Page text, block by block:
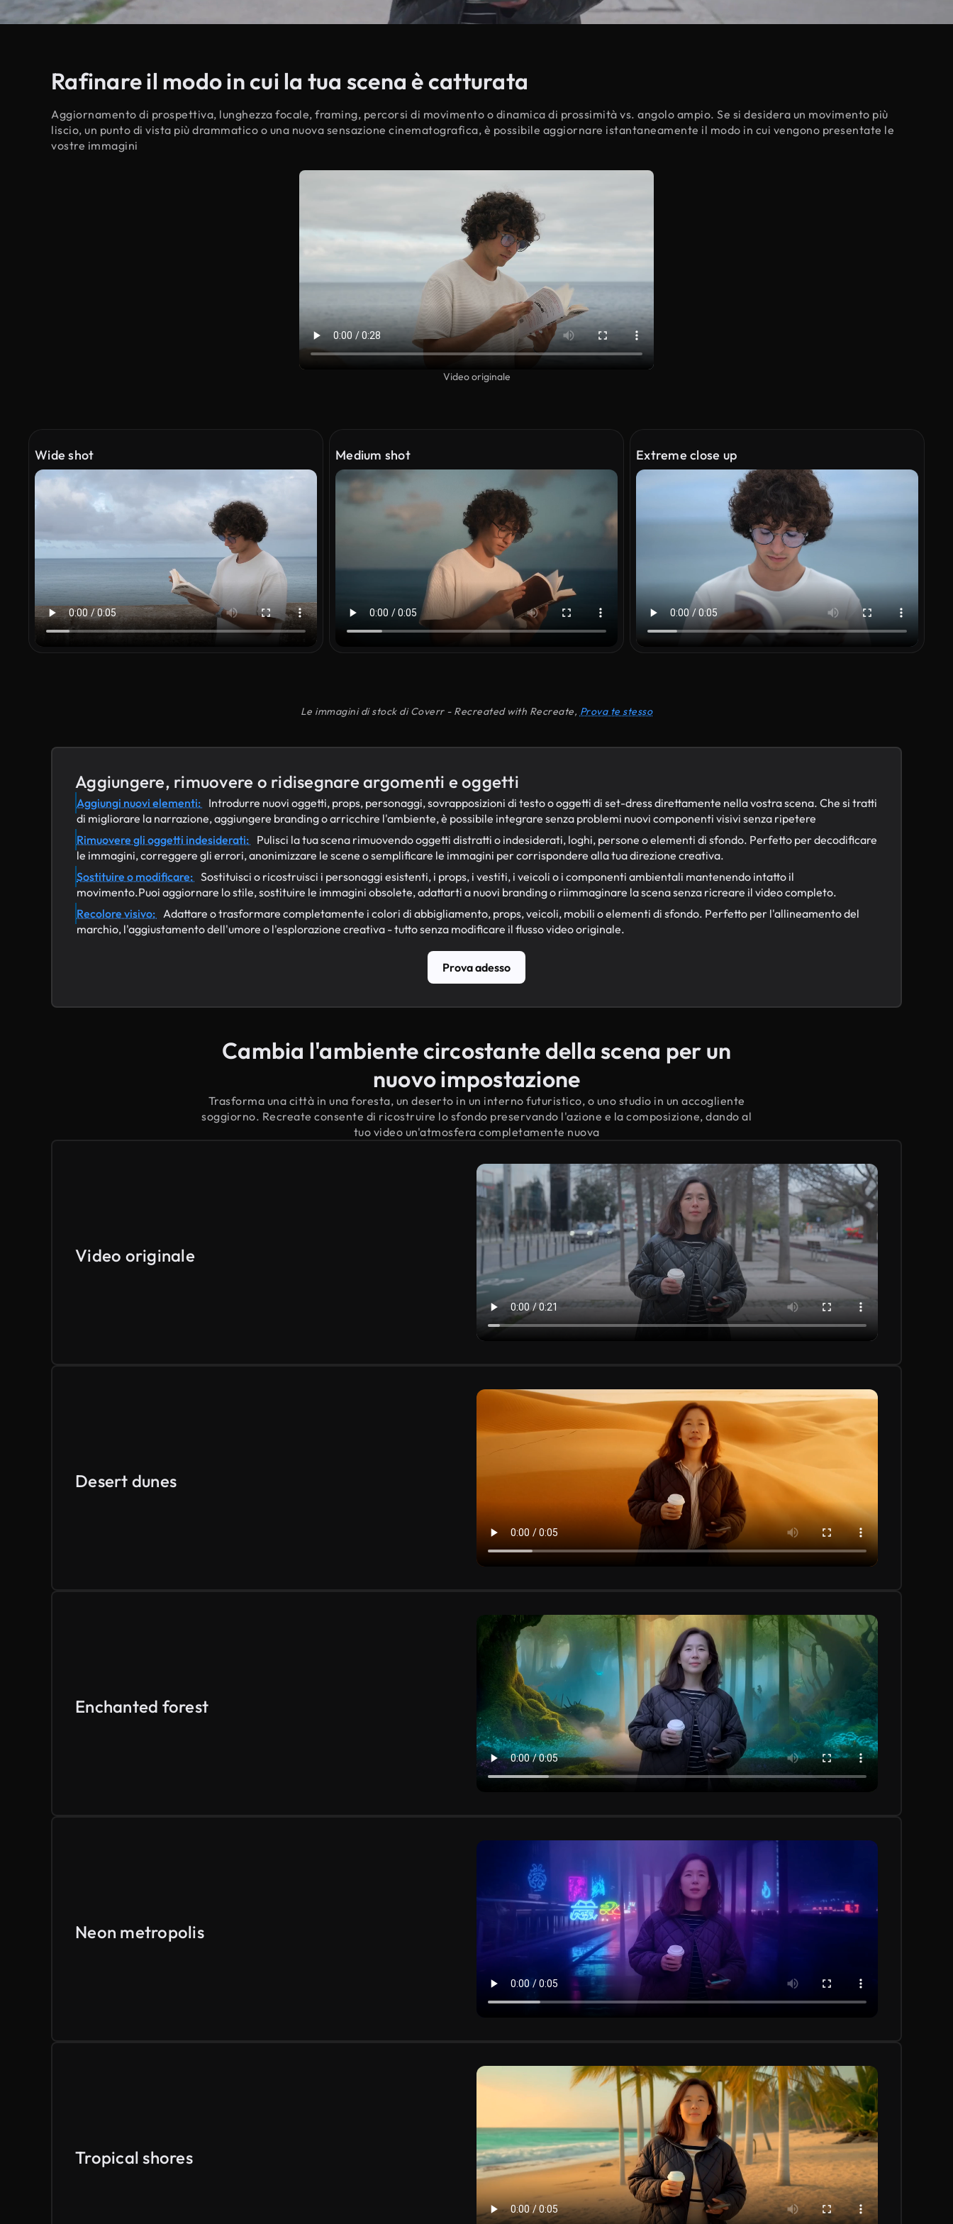
Rafinare il modo in cui la tua scena è catturata
Aggiornamento di prospettiva, lunghezza focale, framing, percorsi di movimento o dinamica di prossimità vs. angolo ampio. Se si desidera un movimento più
liscio, un punto di vista più drammatico o una nuova sensazione cinematografica, è possibile aggiornare istantaneamente il modo in cui vengono presentate le
vostre immagini
Video originale
Wide shot Medium shot Extreme close up
Le immagini di stock di Coverr - Recreated with Recreate, Prova te stesso
Aggiungere, rimuovere o ridisegnare argomenti e oggetti
Aggiungi nuovi elementi: Introdurre nuovi oggetti, props, personaggi, sovrapposizioni di testo o oggetti di set-dress direttamente nella vostra scena. Che si tratti
di migliorare la narrazione, aggiungere branding o arricchire l'ambiente, è possibile integrare senza problemi nuovi componenti visivi senza ripetere
Rimuovere gli oggetti indesiderati: Pulisci la tua scena rimuovendo oggetti distratti o indesiderati, loghi, persone o elementi di sfondo. Perfetto per decodificare
le immagini, correggere gli errori, anonimizzare le scene o semplificare le immagini per corrispondere alla tua direzione creativa.
Sostituire o modificare: Sostituisci o ricostruisci i personaggi esistenti, i props, i vestiti, i veicoli o i componenti ambientali mantenendo intatto il
movimento.Puoi aggiornare lo stile, sostituire le immagini obsolete, adattarti a nuovi branding o riimmaginare la scena senza ricreare il video completo.
Recolore visivo: Adattare o trasformare completamente i colori di abbigliamento, props, veicoli, mobili o elementi di sfondo. Perfetto per l'allineamento del
marchio, l'aggiustamento dell'umore o l'esplorazione creativa - tutto senza modificare il flusso video originale.
Prova adesso
Cambia l'ambiente circostante della scena per un
nuovo impostazione
Trasforma una città in una foresta, un deserto in un interno futuristico, o uno studio in un accogliente
soggiorno. Recreate consente di ricostruire lo sfondo preservando l'azione e la composizione, dando al
tuo video un'atmosfera completamente nuova
Video originale
Desert dunes
Enchanted forest
Neon metropolis
Tropical shores